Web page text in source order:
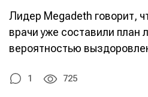
Лидер Megadeth говорит,
врачи уже составили план
вероятностью
1 725